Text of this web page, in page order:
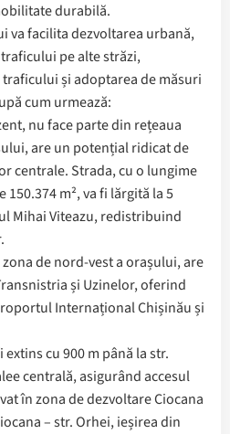
durabilă.
va facilita dezvoltarea urbană,
pe alte străzi,
și adoptarea de măsuri
cum urmează:
nu face parte din rețeaua
are un potențial ridicat de
centrale. Strada, cu o lungime
150.374 m², va fi lărgită la 5
Mihai Viteazu, redistribuind
de nord-vest a orașului, are
și Uzinelor, oferind
Internațional Chișinău și
cu 900 m până la str.
centrală, asigurând accesul
în zona de dezvoltare Ciocana
– str. Orhei, ieșirea din